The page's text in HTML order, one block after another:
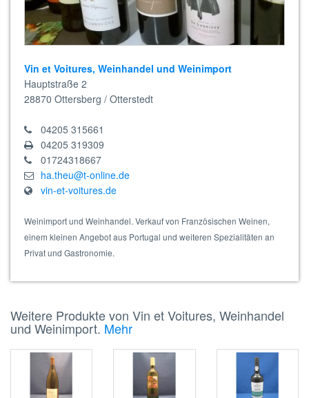
Vin et Voitures, Weinhandel und Weinimport
Hauptstraße 2
28870 Ottersberg / Otterstedt
04205 315661
04205 319309
01724318667
ha.theu@t-online.de
vin-et-voitures.de
Weinimport und Weinhandel. Verkauf von Französischen Weinen,
einem kleinen Angebot aus Portugal und weiteren Spezialitäten an
Privat und Gastronomie.
Weitere Produkte von Vin et Voitures, Weinhandel
und Weinimport. Mehr